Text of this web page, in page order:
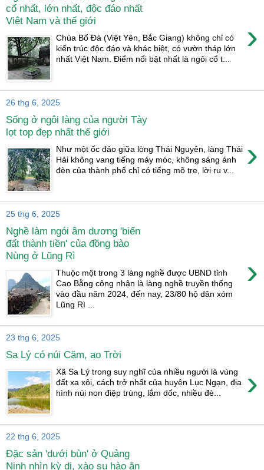
cổ nhất, lớn nhất, độc đáo nhất
Việt Nam và thế giới
›
Chùa Bổ Đà (Việt Yên, Bắc Giang) không chỉ có
kiến trúc độc đáo và khác biệt, có vườn tháp lớn
nhất Việt Nam. Điểm nổi bật nhất là ngôi cổ t...
26 thg 6, 2025
Sống ở ngôi làng của người Tày
lọt top đẹp nhất thế giới
›
Như một ốc đảo giữa lòng Thái Nguyên, làng Thái
Hải không vang tiếng máy móc, không sáng ánh
đèn của thành phố chỉ có tiếng mõ tre, lời ru v...
25 thg 6, 2025
Nghề làm ngói âm dương 'biến
đất thành tiền' của đồng bào
Nùng ở Lũng Rì
›
Thuộc một trong 3 làng nghề được UBND tỉnh
Cao Bằng công nhận là làng nghề truyền thống
vào đầu năm 2024, đến nay, 23/80 hộ dân xóm
Lũng Rì ...
23 thg 6, 2025
Sa Lý có núi Cặm, ao Trời
›
Xã Sa Lý trong suy nghĩ của nhiều người là vùng
đất xa xôi, cách trở nhất của huyện Lục Ngạn, địa
hình núi non điệp trùng, lắm dốc, nhiều đè...
22 thg 6, 2025
Đặc sản 'dưới bùn' ở Quảng
Ninh nhìn kỳ dị, xào su hào ăn